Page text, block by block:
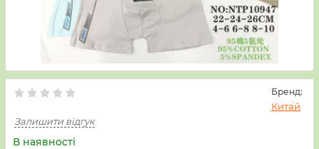
Бренд:
Китай
Залишити відгук
В наявності